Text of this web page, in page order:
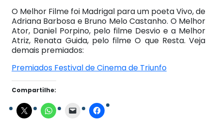
O Melhor Filme foi Madrigal para um poeta Vivo, de
Adriana Barbosa e Bruno Melo Castanho. O Melhor
Ator, Daniel Porpino, pelo filme Desvio e a Melhor
Atriz, Renata Guida, pelo filme O que Resta. Veja
demais premiados:
Premiados Festival de Cinema de Triunfo
Compartilhe: